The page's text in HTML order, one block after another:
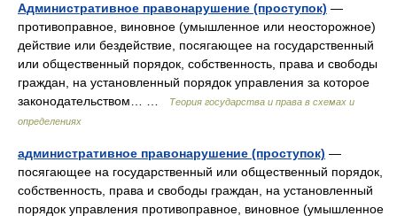
Административное правонарушение (проступок) —
противоправное, виновное (умышленное или неосторожное)
действие или бездействие, посягающее на государственный
или общественный порядок, собственность, права и свободы
граждан, на установленный порядок управления за которое
законодательством… …
Теория государства и права в схемах и
определениях
административное правонарушение (проступок) —
посягающее на государственный или общественный порядок,
собственность, права и свободы граждан, на установленный
порядок управления противоправное, виновное (умышленное